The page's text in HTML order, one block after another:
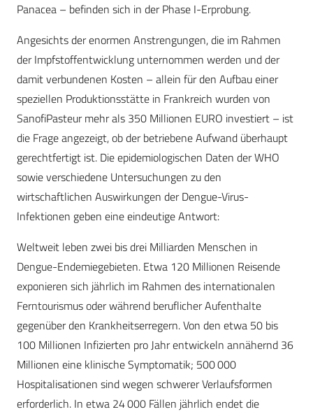
Panacea – befinden sich in der Phase I-Erprobung.
Angesichts der enormen Anstrengungen, die im Rahmen
der Impfstoffentwicklung unternommen werden und der
damit verbundenen Kosten – allein für den Aufbau einer
speziellen Produktionsstätte in Frankreich wurden von
SanofiPasteur mehr als 350 Millionen EURO investiert – ist
die Frage angezeigt, ob der betriebene Aufwand überhaupt
gerechtfertigt ist. Die epidemiologischen Daten der WHO
sowie verschiedene Untersuchungen zu den
wirtschaftlichen Auswirkungen der Dengue-Virus-
Infektionen geben eine eindeutige Antwort:
Weltweit leben zwei bis drei Milliarden Menschen in
Dengue-Endemiegebieten. Etwa 120 Millionen Reisende
exponieren sich jährlich im Rahmen des internationalen
Ferntourismus oder während beruflicher Aufenthalte
gegenüber den Krankheitserregern. Von den etwa 50 bis
100 Millionen Infizierten pro Jahr entwickeln annähernd 36
Millionen eine klinische Symptomatik; 500 000
Hospitalisationen sind wegen schwerer Verlaufsformen
erforderlich. In etwa 24 000 Fällen jährlich endet die